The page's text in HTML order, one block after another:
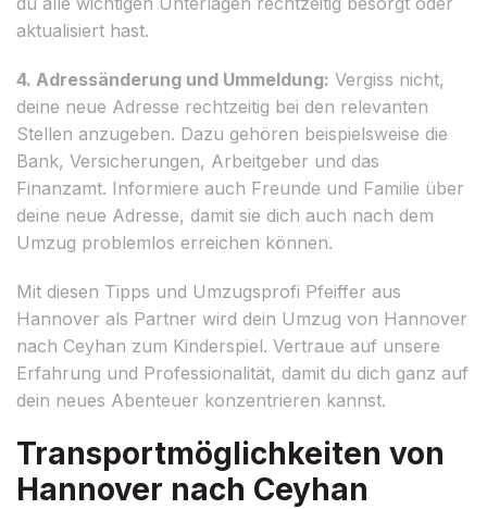
aktualisiert hast.
4. Adressänderung und Ummeldung: Vergiss nicht,
deine neue Adresse rechtzeitig bei den relevanten
Stellen anzugeben. Dazu gehören beispielsweise die
Bank, Versicherungen, Arbeitgeber und das
Finanzamt. Informiere auch Freunde und Familie über
deine neue Adresse, damit sie dich auch nach dem
Umzug problemlos erreichen können.
Mit diesen Tipps und Umzugsprofi Pfeiffer aus
Hannover als Partner wird dein Umzug von Hannover
nach Ceyhan zum Kinderspiel. Vertraue auf unsere
Erfahrung und Professionalität, damit du dich ganz auf
dein neues Abenteuer konzentrieren kannst.
Transportmöglichkeiten von
Hannover nach Ceyhan